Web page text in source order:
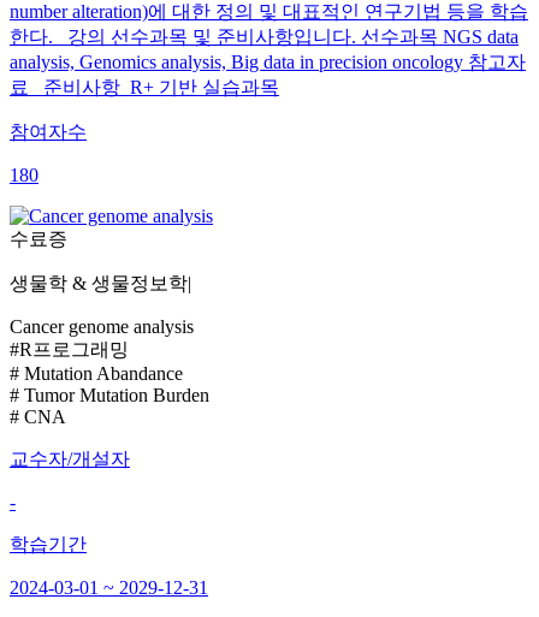
number alteration)에 대한 정의 및 대표적인 연구기법 등을 학습
한다. 강의 선수과목 및 준비사항입니다. 선수과목 NGS data
analysis, Genomics analysis, Big data in precision oncology 참고자
료 준비사항 R+ 기반 실습과목
참여자수
180
수료증
생물학 & 생물정보학|
Cancer genome analysis
#R프로그래밍
# Mutation Abandance
# Tumor Mutation Burden
# CNA
교수자/개설자
-
학습기간
2024-03-01 ~ 2029-12-31